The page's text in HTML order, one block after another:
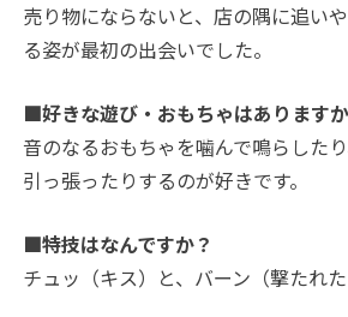
売り物にならないと、店の隅に追い
る姿が最初の出会いでした。
■好きな遊び・おもちゃはあります
音のなるおもちゃを噛んで鳴らした
引っ張ったりするのが好きです。
■特技はなんですか？
チュッ（キス）と、バーン（撃たれた